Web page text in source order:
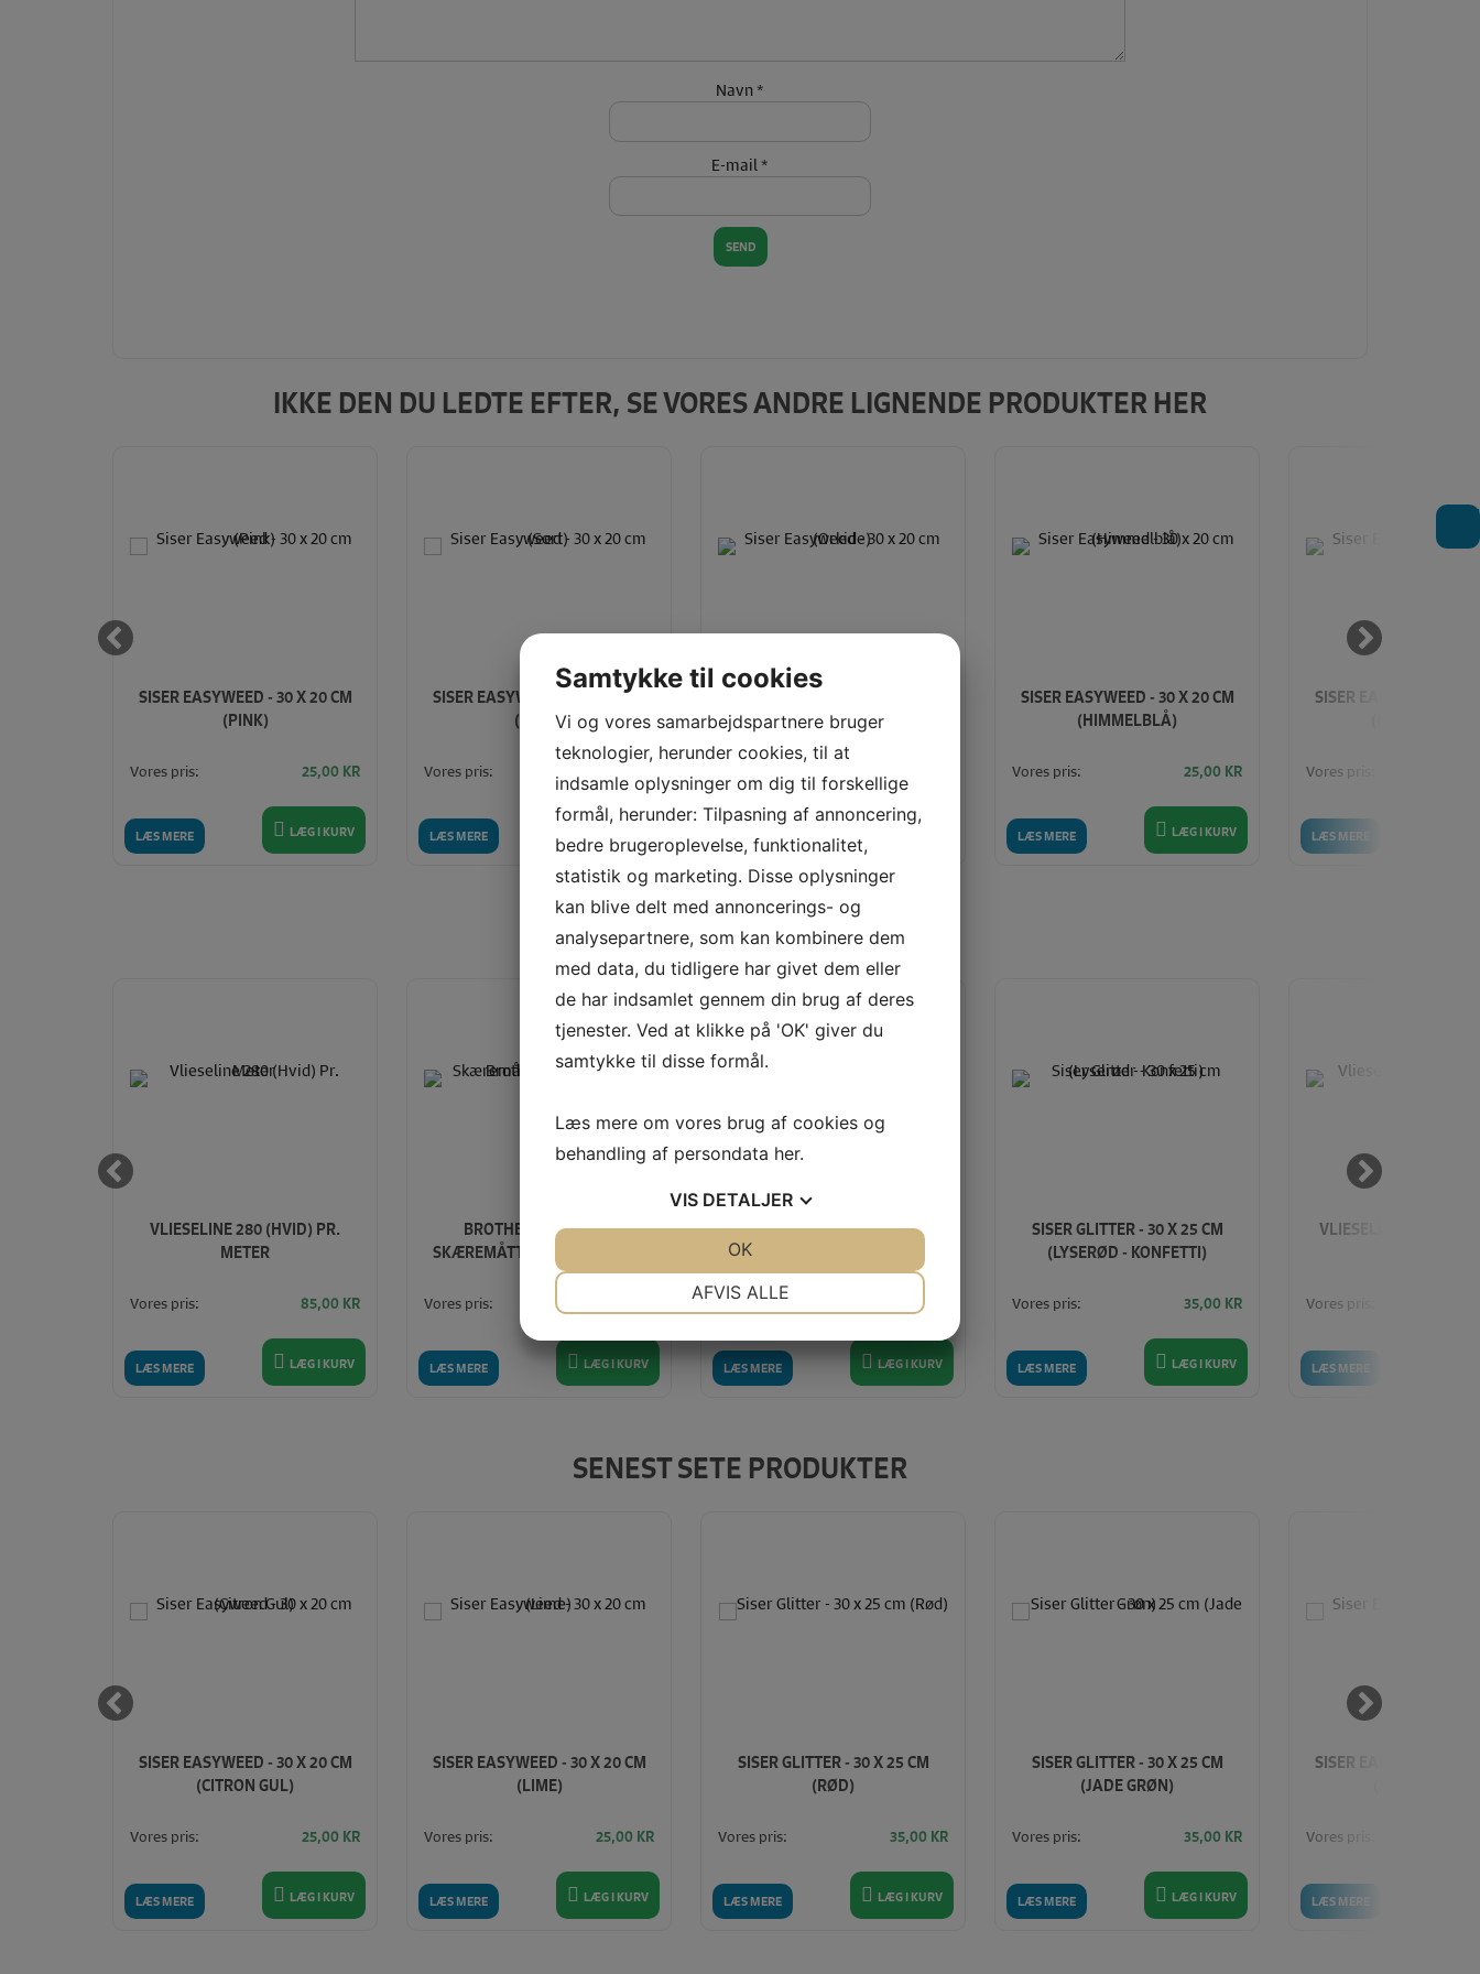
Navn *
E-mail *
IKKE DEN DU LEDTE EFTER, SE VORES ANDRE LIGNENDE PRODUKTER HER
SISER EASYWEED - 30 X 20 CM
(PINK)
LÆS MERE
Vores pris: 25,00 KR
LÆG I KURV
SISER EASYWEED - 30 X 20 CM
(SORT)
LÆS MERE
Vores pris:
(ORKIDE)
LÆS MERE
SISER EASYWEED - 30 X 20 CM
(HIMMELBLÅ)
LÆS MERE
Vores pris: 25,00 KR
LÆG I KURV
SISER EASYWEED - 30
LÆS MERE
Vores pris:
ANBEFALEDE PRODUKTER TIL DIG
VLIESELINE 280 (HVID) PR.
METER
LÆS MERE
Vores pris: 85,00 KR
LÆG I KURV
BROTHER SCANNCUT
SKÆREMÅTTE (PAPIR) - 12X24
LÆS MERE
Vores pris:
LÆG I KURV
VLIESELINE S 320 (HVID) PR.
LÆS MERE
Vores pris: 105,00
LÆG I KURV
SISER GLITTER - 30 X 25 CM
(LYSERØD - KONFETTI)
LÆS MERE
Vores pris: 35,00 KR
LÆG I KURV
VLIESELINE H 609
LÆS MERE
Vores pris:
SENEST SETE PRODUKTER
SISER EASYWEED - 30 X 20 CM
(CITRON GUL)
LÆS MERE
Vores pris: 25,00 KR
LÆG I KURV
SISER EASYWEED - 30 X 20 CM
(LIME)
LÆS MERE
Vores pris: 25,00 KR
LÆG I KURV
SISER GLITTER - 30 X 25 CM
(RØD)
LÆS MERE
Vores pris: 35,00 KR
LÆG I KURV
SISER GLITTER - 30 X 25 CM
(JADE GRØN)
LÆS MERE
Vores pris: 35,00 KR
LÆG I KURV
SISER EASYWEED - 30
LÆS MERE
Vores pris:
Samtykke til cookies
Vi og vores samarbejdspartnere bruger
teknologier, herunder cookies, til at
indsamle oplysninger om dig til forskellige
formål, herunder: Tilpasning af annoncering,
bedre brugeroplevelse, funktionalitet,
statistik og marketing. Disse oplysninger
kan blive delt med annoncerings- og
analysepartnere, som kan kombinere dem
med data, du tidligere har givet dem eller
de har indsamlet gennem din brug af deres
tjenester. Ved at klikke på 'OK' giver du
samtykke til disse formål.
Læs mere om vores brug af cookies og
behandling af persondata her.
VIS DETALJER
MARKETING
AFVIS ALLE
OK